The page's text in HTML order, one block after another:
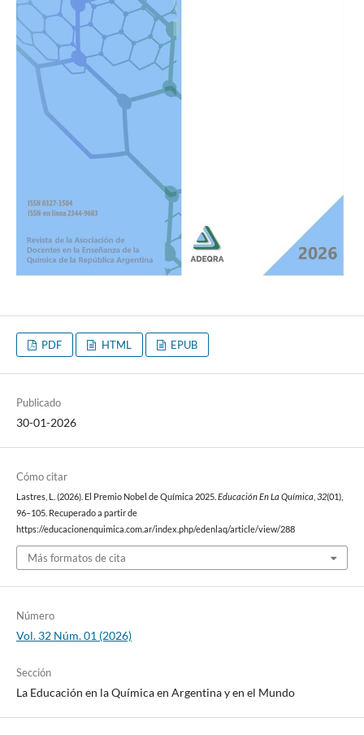
PDF HTML EPUB
Publicado
30-01-2026
Cómo citar
Lastres, L. (2026). El Premio Nobel de Química 2025. Educación En La Química 32(01),
96–105. Recuperado a partir de
https://educacionenquimica.com.ar/index.php/edenlaq/article/view/288
Más formatos de cita
Número
Vol. 32 Núm. 01 (2026)
Sección
La Educación en la Química en Argentina y en el Mundo